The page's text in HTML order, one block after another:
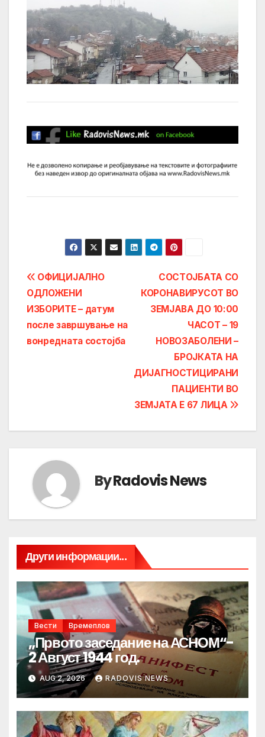
Post
navigation
СОСТОЈБАТА СО
КОРОНАВИРУСОТ ВО
ЗЕМЈАВА ДО 10:00
ЧАСОТ – 19
НОВОЗАБОЛЕНИ –
БРОЈКАТА НА
ДИЈАГНОСТИЦИРАНИ
ПАЦИЕНТИ ВО
ЗЕМЈАТА Е 67 ЛИЦА
ОФИЦИЈАЛНО
ОДЛОЖЕНИ
ИЗБОРИТЕ – датум
после завршување на
вонредната состојба
ByRadovis News
Други информации...
Вести Времеплов
„Првото заседание на АСНОМ“-
2 Август 1944 год.
AUG 2, 2026 RADOVIS NEWS